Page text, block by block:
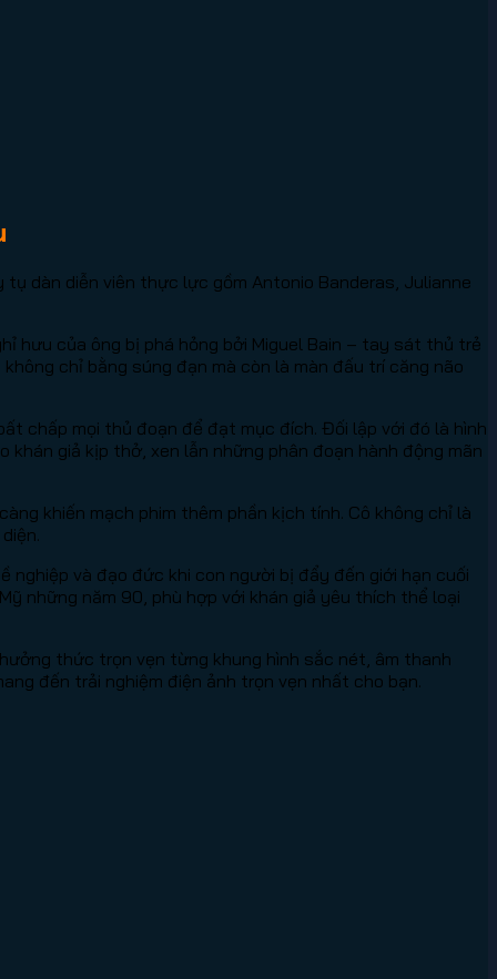
dàn diễn viên thực lực gồm Antonio Banderas, Julianne
hưu của ông bị phá hỏng bởi Miguel Bain – tay sát thủ trẻ
chỉ bằng súng đạn mà còn là màn đấu trí căng não
chấp mọi thủ đoạn để đạt mục đích. Đối lập với đó là hình
khán giả kịp thở, xen lẫn những phân đoạn hành động mãn
khiến mạch phim thêm phần kịch tính. Cô không chỉ là
và đạo đức khi con người bị đẩy đến giới hạn cuối
những năm 90, phù hợp với khán giả yêu thích thể loại
thức trọn vẹn từng khung hình sắc nét, âm thanh
đến trải nghiệm điện ảnh trọn vẹn nhất cho bạn.